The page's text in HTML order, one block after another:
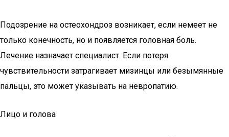
Подозрение на остеохондроз возникает, если немеет не
только конечность, но и появляется головная боль.
Лечение назначает специалист. Если потеря
чувствительности затрагивает мизинцы или безымянные
пальцы, это может указывать на невропатию.
Лицо и голова